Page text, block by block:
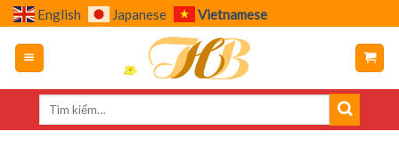
Skip
content
English Japanese Vietnamese